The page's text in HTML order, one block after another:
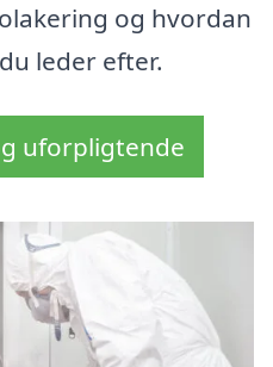
og hvordan
leder efter.
uforpligtende